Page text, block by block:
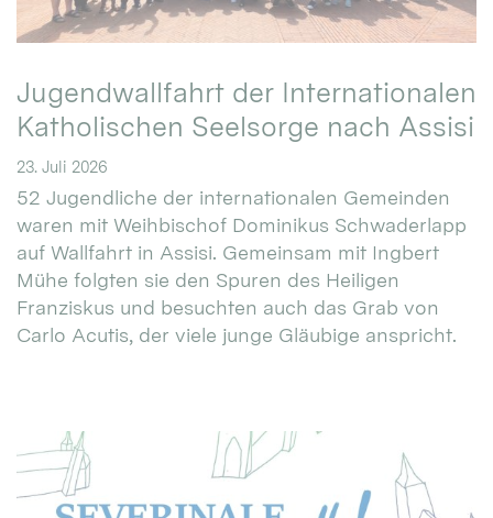
Jugendwallfahrt der Internationalen
Katholischen Seelsorge nach Assisi
23. Juli 2026
52 Jugendliche der internationalen Gemeinden
waren mit Weihbischof Dominikus Schwaderlapp
auf Wallfahrt in Assisi. Gemeinsam mit Ingbert
Mühe folgten sie den Spuren des Heiligen
Franziskus und besuchten auch das Grab von
Carlo Acutis, der viele junge Gläubige anspricht.